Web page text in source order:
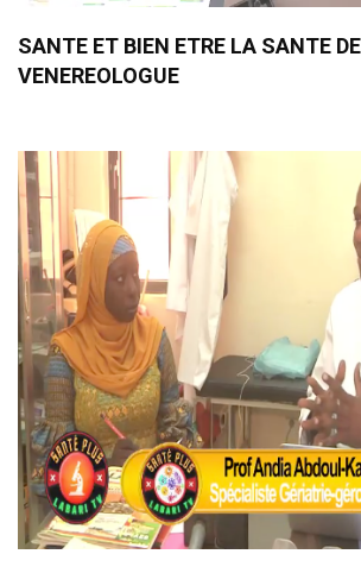
SANTE ET BIEN ETRE LA SANTE
VENEREOLOGUE